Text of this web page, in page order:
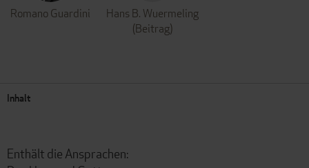
Romano Guardini
Hans B. Wuermeling
(Beitrag)
Inhalt
Enthält die Ansprachen: